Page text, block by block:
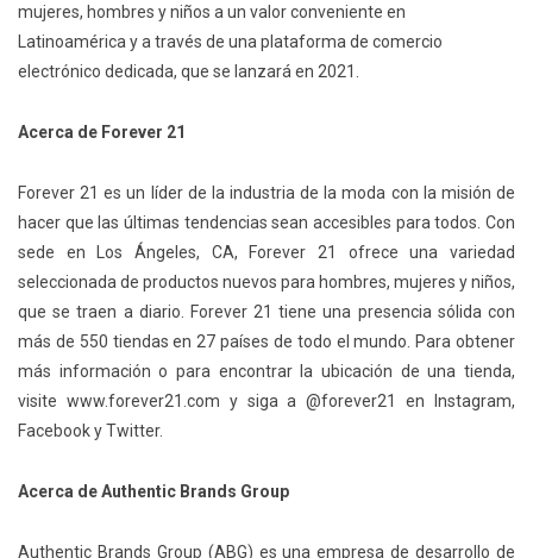
mujeres, hombres y niños a un valor conveniente en
Latinoamérica y a través de una plataforma de comercio
electrónico dedicada, que se lanzará en 2021.
Acerca de Forever 21
Forever 21 es un líder de la industria de la moda con la misión de
hacer que las últimas tendencias sean accesibles para todos. Con
sede en Los Ángeles, CA, Forever 21 ofrece una variedad
seleccionada de productos nuevos para hombres, mujeres y niños,
que se traen a diario. Forever 21 tiene una presencia sólida con
más de 550 tiendas en 27 países de todo el mundo. Para obtener
más información o para encontrar la ubicación de una tienda,
visite www.forever21.com y siga a @forever21 en Instagram,
Facebook y Twitter.
Acerca de Authentic Brands Group
Authentic Brands Group (ABG) es una empresa de desarrollo de